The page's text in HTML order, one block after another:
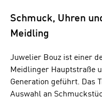
Schmuck, Uhren
Meidling
Juwelier Bouz ist einer
Meidlinger Hauptstraße
Generation geführt. Das
Auswahl an